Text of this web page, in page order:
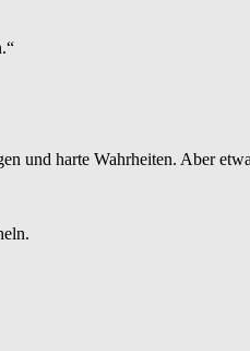
und harte Wahrheiten. Aber